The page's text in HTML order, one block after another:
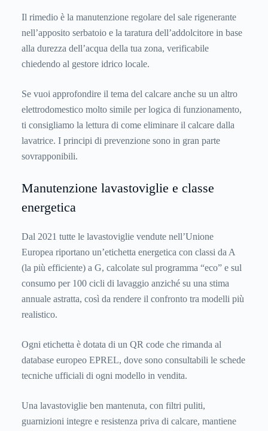
Il rimedio è la manutenzione regolare del sale rigenerante
nell’apposito serbatoio e la taratura dell’addolcitore in base
alla durezza dell’acqua della tua zona, verificabile
chiedendo al gestore idrico locale.
Se vuoi approfondire il tema del calcare anche su un altro
elettrodomestico molto simile per logica di funzionamento,
ti consigliamo la lettura di come eliminare il calcare dalla
lavatrice. I principi di prevenzione sono in gran parte
sovrapponibili.
Manutenzione lavastoviglie e classe
energetica
Dal 2021 tutte le lavastoviglie vendute nell’Unione
Europea riportano un’etichetta energetica con classi da A
(la più efficiente) a G, calcolate sul programma “eco” e sul
consumo per 100 cicli di lavaggio anziché su una stima
annuale astratta, così da rendere il confronto tra modelli più
realistico.
Ogni etichetta è dotata di un QR code che rimanda al
database europeo EPREL, dove sono consultabili le schede
tecniche ufficiali di ogni modello in vendita.
Una lavastoviglie ben mantenuta, con filtri puliti,
guarnizioni integre e resistenza priva di calcare, mantiene